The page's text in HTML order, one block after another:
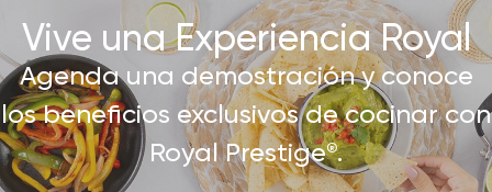
Vive una Experiencia Royal​
Agenda una demostración y conoce
los beneficios exclusivos de cocinar con
Royal Prestige®.